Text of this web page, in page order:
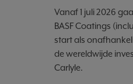
Vanaf 1 juli 2026
BASF Coatings
start als
de wereldwijde
Carlyle.